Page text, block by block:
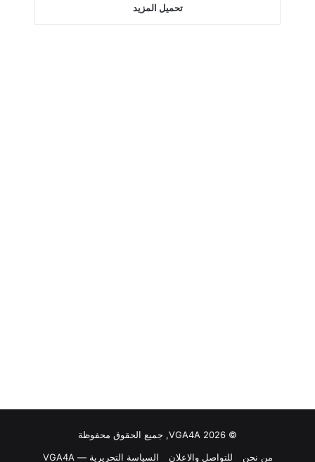
تحميل المزيد
© VGA4A 2026, جميع الحقوق محفوظة
من نحن
للتواصل والاعلان السياسة التحريرية — VGA4A